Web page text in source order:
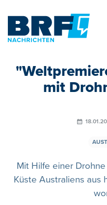
mit
Mit Hilfe einer
Küste Australiens